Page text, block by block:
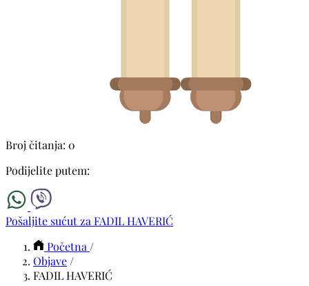
Broj čitanja: 0
Podijelite putem:
Pošaljite sućut za FADIL HAVERIĆ
Početna /
Objave /
FADIL HAVERIĆ